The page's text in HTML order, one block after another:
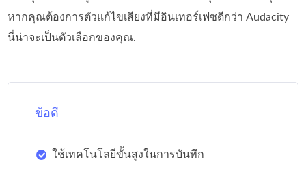
หากคุณต้องการตัวแก้ไขเสียงที่มีอินเทอร์เฟซดีกว่า Audacity
นี่น่าจะเป็นตัวเลือกของคุณ.
ข้อดี
ใช้เทคโนโลยีขั้นสูงในการบันทึก